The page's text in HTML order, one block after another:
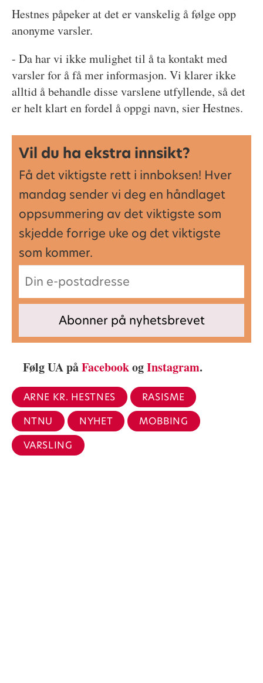
Hestnes påpeker at det er vanskelig å følge opp
anonyme varsler.
- Da har vi ikke mulighet til å ta kontakt med
varsler for å få mer informasjon. Vi klarer ikke
alltid å behandle disse varslene utfyllende, så det
er helt klart en fordel å oppgi navn, sier Hestnes.
Vil du ha ekstra innsikt?
Få det viktigste rett i innboksen! Hver
mandag sender vi deg en håndlaget
oppsummering av det viktigste som
skjedde forrige uke og det viktigste
som kommer.
Følg UA påFacebookogInstagram.
ARNE KR. HESTNES
RASISME
NTNU
NYHET
MOBBING
VARSLING